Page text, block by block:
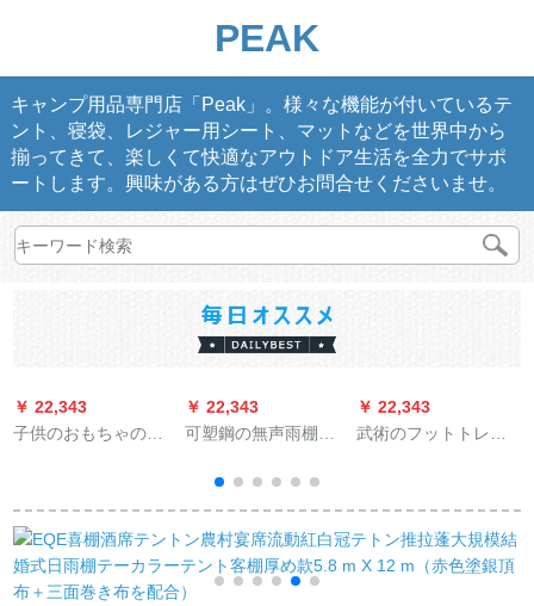
PEAK
キャンプ用品専門店「Peak」。様々な機能が付いているテ
ント、寝袋、レジャー用シート、マットなどを世界中から
揃ってきて、楽しくて快適なアウトドア生活を全力でサポ
ートします。興味がある方はぜひお問合せくださいませ。
￥ 22,343
子供のおもちゃのリ
インディアン男の子
のゲーム屋熊の夢
￥ 22,343
可塑鋼の無声雨棚の
ア防水窓の雨に合わ
せて透明雨除けスタ
ミナ板のエアコンに
よって、80 x壁
120（プラスチック
￥ 22,343
武術のフットトレー
びパッドクライミン
グ防護パッド体操パ
ッドテコンドーマッ